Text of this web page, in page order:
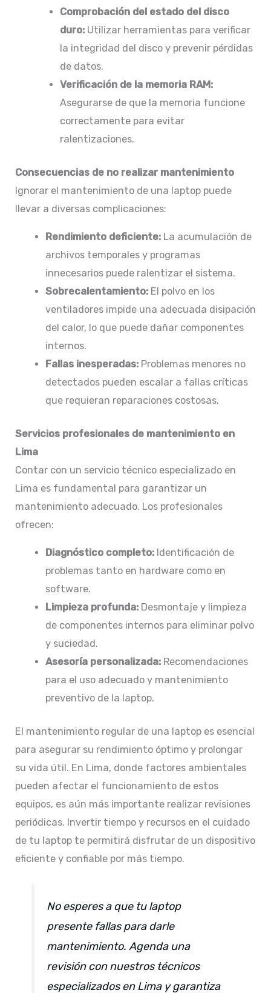
Comprobación del estado del disco
duro: Utilizar herramientas para verificar
la integridad del disco y prevenir pérdidas
de datos.​
Verificación de la memoria RAM:
Asegurarse de que la memoria funcione
correctamente para evitar
ralentizaciones.​
Consecuencias de no realizar mantenimiento
Ignorar el mantenimiento de una laptop puede
llevar a diversas complicaciones:​
Rendimiento deficiente:La acumulación de
archivos temporales y programas
innecesarios puede ralentizar el sistema.​
Sobrecalentamiento:El polvo en los
ventiladores impide una adecuada disipación
del calor, lo que puede dañar componentes
internos.​
Fallas inesperadas:Problemas menores no
detectados pueden escalar a fallas críticas
que requieran reparaciones costosas.​
Servicios profesionales de mantenimiento en
Lima
Contar con un servicio técnico especializado en
Lima es fundamental para garantizar un
mantenimiento adecuado. Los profesionales
ofrecen:
Diagnóstico completo:Identificación de
problemas tanto en hardware como en
software.​
Limpieza profunda:Desmontaje y limpieza
de componentes internos para eliminar polvo
y suciedad.​
Asesoría personalizada:Recomendaciones
para el uso adecuado y mantenimiento
preventivo de la laptop.​
El mantenimiento regular de una laptop es esencial
para asegurar su rendimiento óptimo y prolongar
su vida útil. En Lima, donde factores ambientales
pueden afectar el funcionamiento de estos
equipos, es aún más importante realizar revisiones
periódicas. Invertir tiempo y recursos en el cuidado
de tu laptop te permitirá disfrutar de un dispositivo
eficiente y confiable por más tiempo.​
No esperes a que tu laptop
presente fallas para darle
mantenimiento. Agenda una
revisión con nuestros técnicos
especializados en Lima y garantiza